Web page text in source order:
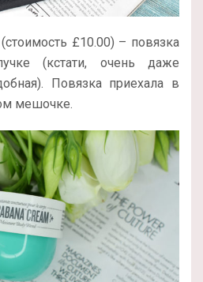
(стоимость £10.00) – повязка
(кстати, очень даже
Повязка приехала в
мешочке.